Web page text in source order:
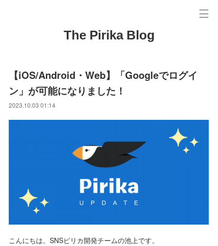
The Pirika Blog
【iOS/Android・Web】「Googleでログイ
ン」が可能になりました！
2023.10.03 01:14
こんにちは。SNSピリカ開発チームの池上です。